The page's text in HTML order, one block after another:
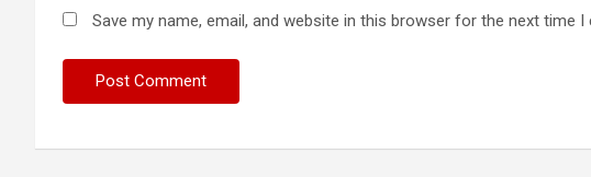
Save my name, email, and website in this browser for the next time I